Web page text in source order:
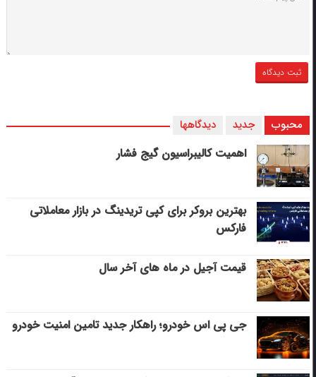
محبوب جدید دیدگاهها
اهمیت کالیبراسیون گیج فشار
بهترین بروکر برای کپی‌ تریدینگ در بازار معاملاتی
فارکس
قیمت آجیل در ماه های آخر سال
جی پی اس خودرو؛ راهکار جدید تامین امنیت خودرو